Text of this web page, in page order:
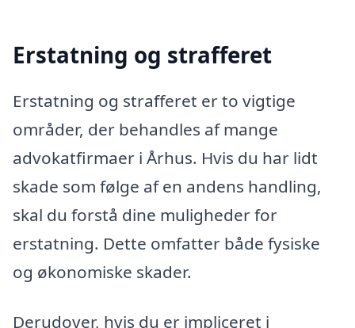
Erstatning og strafferet
Erstatning og strafferet er to vigtige
områder, der behandles af mange
advokatfirmaer i Århus. Hvis du har lidt
skade som følge af en andens handling,
skal du forstå dine muligheder for
erstatning. Dette omfatter både fysiske
og økonomiske skader.
Derudover, hvis du er impliceret i